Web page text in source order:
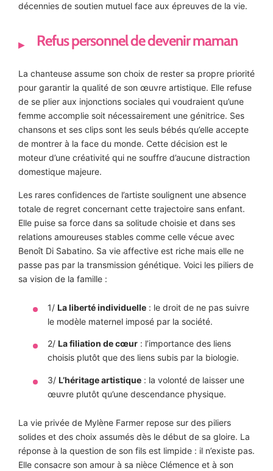
décennies de soutien mutuel face aux épreuves de la vie.
Refus personnel de devenir maman
La chanteuse assume son choix de rester sa propre priorité
pour garantir la qualité de son œuvre artistique. Elle refuse
de se plier aux injonctions sociales qui voudraient qu’une
femme accomplie soit nécessairement une génitrice. Ses
chansons et ses clips sont les seuls bébés qu’elle accepte
de montrer à la face du monde. Cette décision est le
moteur d’une créativité qui ne souffre d’aucune distraction
domestique majeure.
Les rares confidences de l’artiste soulignent une absence
totale de regret concernant cette trajectoire sans enfant.
Elle puise sa force dans sa solitude choisie et dans ses
relations amoureuses stables comme celle vécue avec
Benoît Di Sabatino. Sa vie affective est riche mais elle ne
passe pas par la transmission génétique. Voici les piliers de
sa vision de la famille :
1/ La liberté individuelle : le droit de ne pas suivre
le modèle maternel imposé par la société.
2/ La filiation de cœur : l’importance des liens
choisis plutôt que des liens subis par la biologie.
3/ L’héritage artistique : la volonté de laisser une
œuvre plutôt qu’une descendance physique.
La vie privée de Mylène Farmer repose sur des piliers
solides et des choix assumés dès le début de sa gloire. La
réponse à la question de son fils est limpide : il n’existe pas.
Elle consacre son amour à sa nièce Clémence et à son